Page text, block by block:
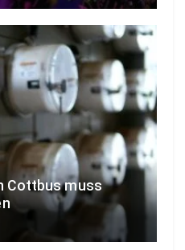
Cottbus muss